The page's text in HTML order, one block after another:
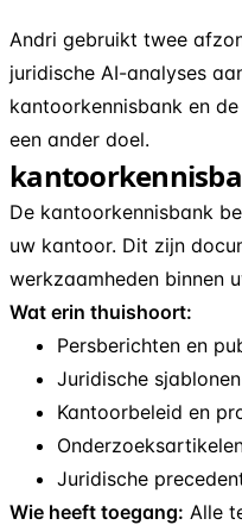
Andri gebruikt twee
juridische AI-analyses
kantoorkennisbank en
een ander doel.
De kantoorkennisbank
uw kantoor. Dit zijn
werkzaamheden binnen
Wat erin thuishoort:
Persberichten en
Juridische
Kantoorbeleid en
Juridische
Wie heeft toegang: Alle